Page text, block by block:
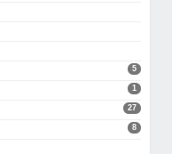
5
1
27
8